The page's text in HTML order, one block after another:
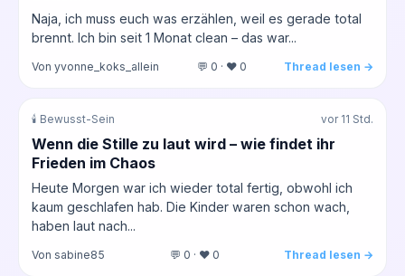
Naja, ich muss euch was erzählen, weil es gerade total
brennt. Ich bin seit 1 Monat clean – das war...
Von yvonne_koks_allein 💬 0 · ❤️ 0 Thread lesen →
🕯️ Bewusst-Sein vor 11 Std.
Wenn die Stille zu laut wird – wie findet ihr
Frieden im Chaos
Heute Morgen war ich wieder total fertig, obwohl ich
kaum geschlafen hab. Die Kinder waren schon wach,
haben laut nach...
Von sabine85 💬 0 · ❤️ 0 Thread lesen →